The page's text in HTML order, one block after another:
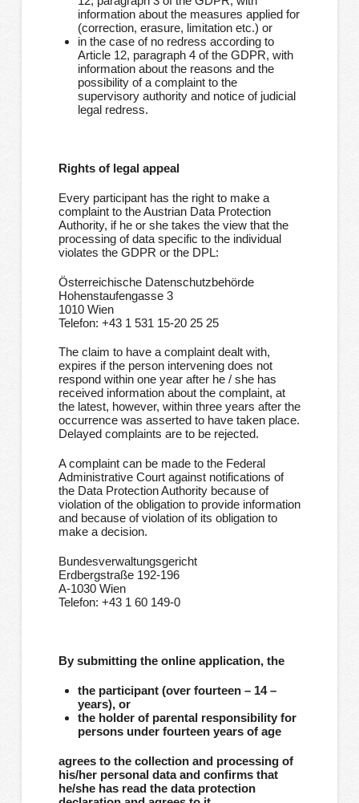
information about the measures applied for
(correction, erasure, limitation etc.) or
in the case of no redress according to
Article 12, paragraph 4 of the GDPR, with
information about the reasons and the
possibility of a complaint to the
supervisory authority and notice of judicial
legal redress.
Rights of legal appeal
Every participant has the right to make a
complaint to the Austrian Data Protection
Authority, if he or she takes the view that the
processing of data specific to the individual
violates the GDPR or the DPL:
Österreichische Datenschutzbehörde
Hohenstaufengasse 3
1010 Wien
Telefon: +43 1 531 15-20 25 25
The claim to have a complaint dealt with,
expires if the person intervening does not
respond within one year after he / she has
received information about the complaint, at
the latest, however, within three years after the
occurrence was asserted to have taken place.
Delayed complaints are to be rejected.
A complaint can be made to the Federal
Administrative Court against notifications of
the Data Protection Authority because of
violation of the obligation to provide information
and because of violation of its obligation to
make a decision.
Bundesverwaltungsgericht
Erdbergstraße 192-196
A-1030 Wien
Telefon: +43 1 60 149-0
By submitting the online application, the
the participant (over fourteen – 14 –
years), or
the holder of parental responsibility for
persons under fourteen years of age
agrees to the collection and processing of
his/her personal data and confirms that
he/she has read the data protection